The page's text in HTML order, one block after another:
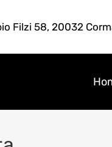
Filzi 58, 20032